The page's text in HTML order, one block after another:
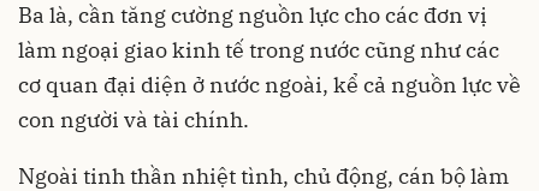
Ba là, cần tăng cường nguồn lực cho các đơn vị
làm ngoại giao kinh tế trong nước cũng như các
cơ quan đại diện ở nước ngoài, kể cả nguồn lực về
con người và tài chính.
Ngoài tinh thần nhiệt tình, chủ động, cán bộ làm